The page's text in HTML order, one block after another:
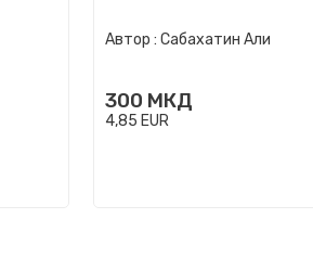
Автор : Сабахатин Али
300 МКД
4,85 EUR